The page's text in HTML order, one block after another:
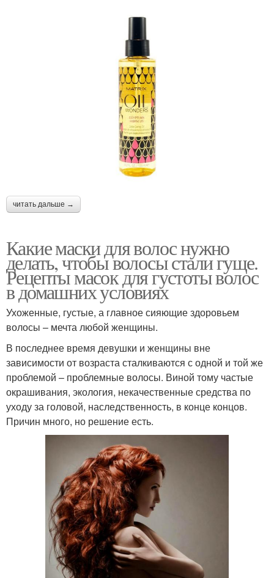
читать дальше →
Какие маски для волос нужно
делать, чтобы волосы стали гуще.
Рецепты масок для густоты волос
в домашних условиях
Ухоженные, густые, а главное сияющие здоровьем
волосы – мечта любой женщины.
В последнее время девушки и женщины вне
зависимости от возраста сталкиваются с одной и той же
проблемой – проблемные волосы. Виной тому частые
окрашивания, экология, некачественные средства по
уходу за головой, наследственность, в конце концов.
Причин много, но решение есть.